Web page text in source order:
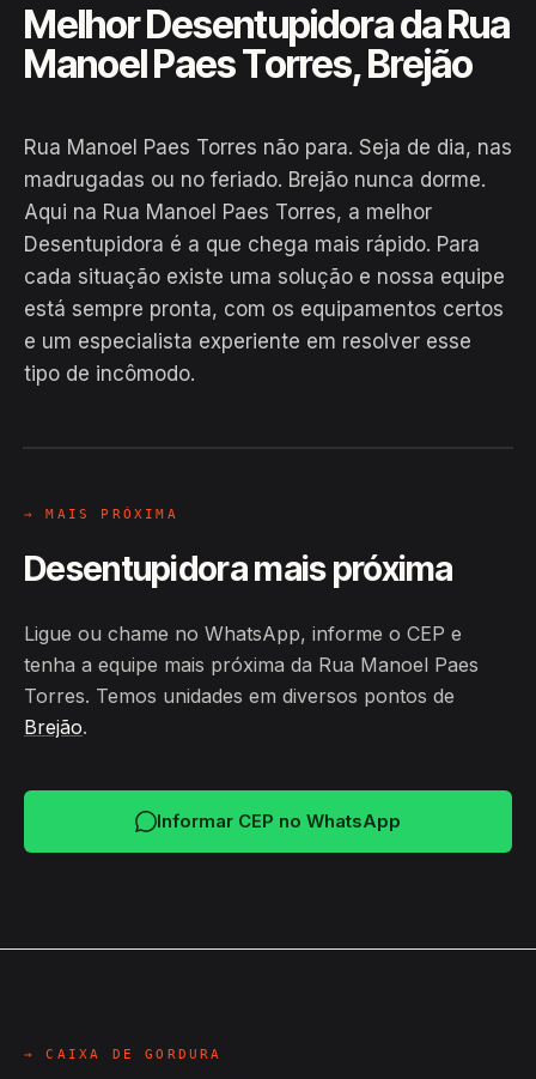
Melhor Desentupidora da Rua
Manoel Paes Torres, Brejão
Rua Manoel Paes Torres não para. Seja de dia, nas
madrugadas ou no feriado. Brejão nunca dorme.
Aqui na Rua Manoel Paes Torres, a melhor
Desentupidora é a que chega mais rápido. Para
cada situação existe uma solução e nossa equipe
está sempre pronta, com os equipamentos certos
e um especialista experiente em resolver esse
tipo de incômodo.
Hiroshiro · Rua Manoel Paes Torres,
→ MAIS PRÓXIMA
Desentupidora mais próxima
Ligue ou chame no WhatsApp, informe o CEP e
tenha a equipe mais próxima da Rua Manoel Paes
Torres. Temos unidades em diversos pontos de
Brejão.
Informar CEP no WhatsApp
→ CAIXA DE GORDURA